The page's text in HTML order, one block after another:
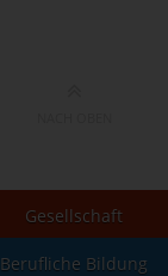
Gesellschaft
Berufliche Bildung